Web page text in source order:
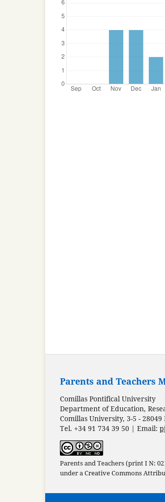
Parents and Teachers
Comillas Pontifical University
Department of Education,
Comillas University, 3-5 -
Tel. +34 91 734 39 50 | Email:
Parents and Teachers (print I N:
under aCreative Commons